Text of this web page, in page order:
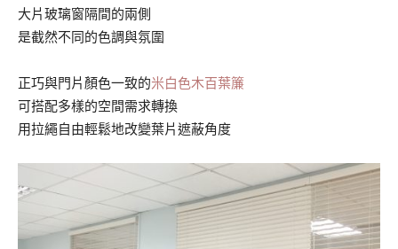
大片玻璃窗隔間的兩側
是截然不同的色調與氛圍
正巧與門片顏色一致的米白色木百葉簾
可搭配多樣的空間需求轉換
用拉繩自由輕鬆地改變葉片遮蔽角度